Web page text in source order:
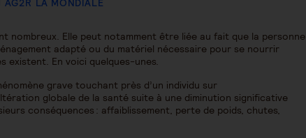
AG2R LA MONDIALE
nombreux. Elle peut notamment être liée au fait que la personne
adapté ou du matériel nécessaire pour se nourrir
existent. En voici quelques-unes.
grave touchant près d’un individu sur
globale de la santé suite à une diminution significative
conséquences : affaiblissement, perte de poids, chutes,